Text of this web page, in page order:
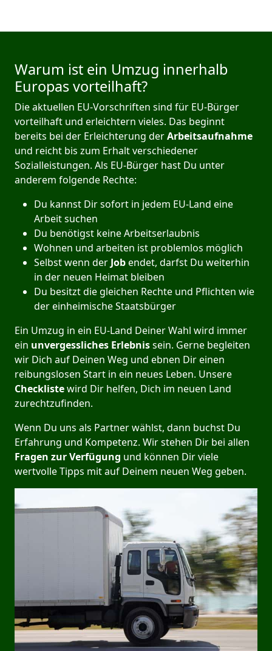
Warum ist ein Umzug innerhalb
Europas vorteilhaft?
Die aktuellen EU-Vorschriften sind für EU-Bürger
vorteilhaft und erleichtern vieles. Das beginnt
bereits bei der Erleichterung derArbeitsaufnahme
und reicht bis zum Erhalt verschiedener
Sozialleistungen. Als EU-Bürger hast Du unter
anderem folgende Rechte:
Du kannst Dir sofort in jedem EU-Land eine
Arbeit suchen
Du benötigst keine Arbeitserlaubnis
Wohnen und arbeiten ist problemlos möglich
Selbst wenn der Jobendet, darfst Du weiterhin
in der neuen Heimat bleiben
Du besitzt die gleichen Rechte und Pflichten wie
der einheimische Staatsbürger
Ein Umzug in ein EU-Land Deiner Wahl wird immer
ein unvergessliches Erlebnissein. Gerne begleiten
wir Dich auf Deinen Weg und ebnen Dir einen
reibungslosen Start in ein neues Leben. Unsere
Checklistewird Dir helfen, Dich im neuen Land
zurechtzufinden.
Wenn Du uns als Partner wählst, dann buchst Du
Erfahrung und Kompetenz. Wir stehen Dir bei allen
Fragen zur Verfügung und können Dir viele
wertvolle Tipps mit auf Deinem neuen Weg geben.